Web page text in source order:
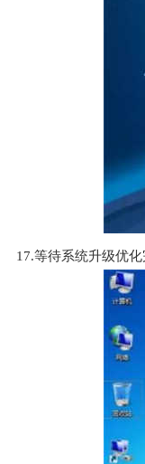
17.等待系统升级优